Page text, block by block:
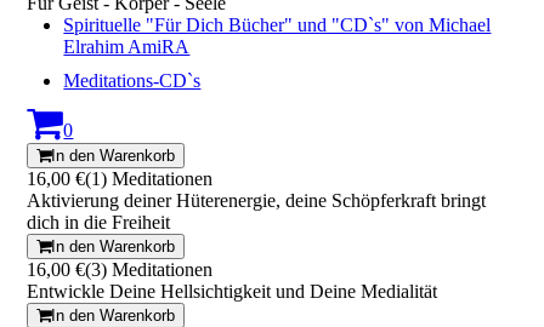
Spirituelle "Für Dich Bücher" und "CD`s" von Michael
Elrahim AmiRA
Meditations-CD`s
0
In den Warenkorb
16,00 €(1) Meditationen
Aktivierung deiner Hüterenergie, deine Schöpferkraft bringt
dich in die Freiheit
In den Warenkorb
16,00 €(3) Meditationen
Entwickle Deine Hellsichtigkeit und Deine Medialität
In den Warenkorb